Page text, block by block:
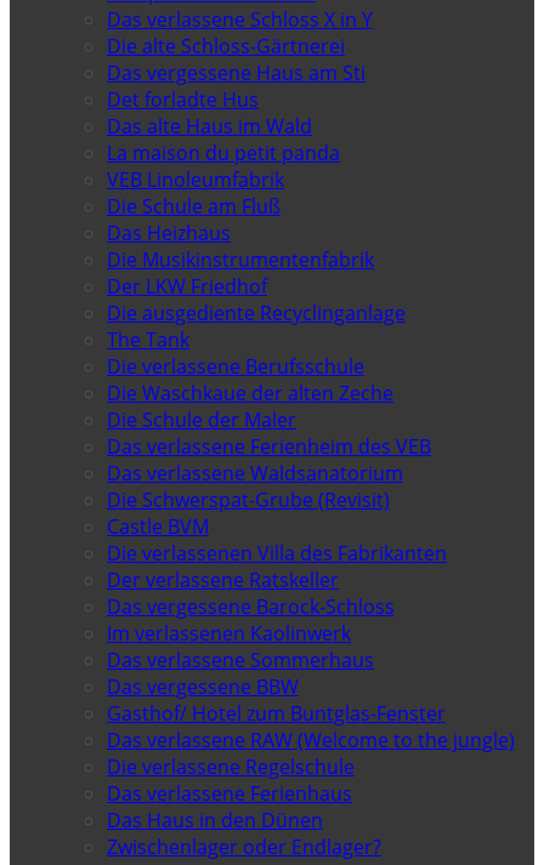
Das verlassene Schloss X in Y
Die alte Schloss-Gärtnerei
Das vergessene Haus am Sti
Det forladte Hus
Das alte Haus im Wald
La maison du petit panda
VEB Linoleumfabrik
Die Schule am Fluß
Das Heizhaus
Die Musikinstrumentenfabrik
Der LKW Friedhof
Die ausgediente Recyclinganlage
The Tank
Die verlassene Berufsschule
Die Waschkaue der alten Zeche
Die Schule der Maler
Das verlassene Ferienheim des VEB
Das verlassene Waldsanatorium
Die Schwerspat-Grube (Revisit)
Castle BVM
Die verlassenen Villa des Fabrikanten
Der verlassene Ratskeller
Das vergessene Barock-Schloss
Im verlassenen Kaolinwerk
Das verlassene Sommerhaus
Das vergessene BBW
Gasthof/ Hotel zum Buntglas-Fenster
Das verlassene RAW (Welcome to the jungle)
Die verlassene Regelschule
Das verlassene Ferienhaus
Das Haus in den Dünen
Zwischenlager oder Endlager?